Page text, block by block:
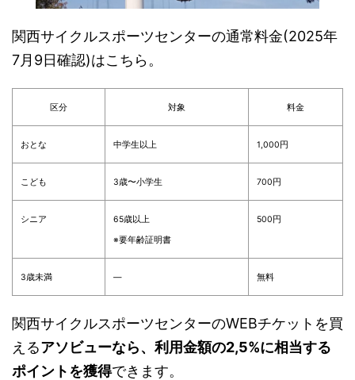
関西サイクルスポーツセンターの通常料金(2025年
7月9日確認)はこちら。
区分 対象 料金
おとな 中学生以上 1,000円
こども 3歳〜小学生 700円
シニア
65歳以上
※要年齢証明書
500円
3歳未満 — 無料
関西サイクルスポーツセンターのWEBチケットを買
えるアソビューなら、利用金額の2,5%に相当する
ポイントを獲得できます。